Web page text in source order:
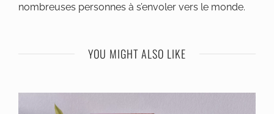
nombreuses personnes à s’envoler vers le monde.
YOU MIGHT ALSO LIKE